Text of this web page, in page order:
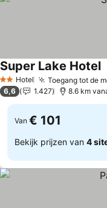
2 Sterren
Hotel Toegang tot de
Super Lake Hotel
6,6 1.427 8.6 km
Van € 101
Bekijk prijzen van 4